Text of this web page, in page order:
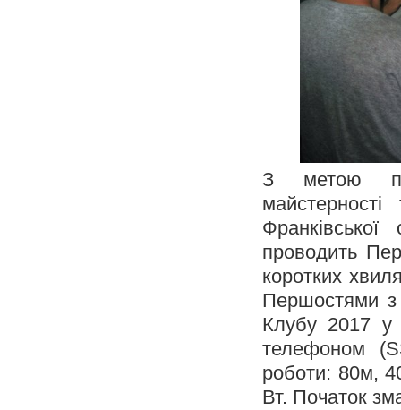
З метою
проводить
коротких
Першостями з
Клубу 2017 у
телефоном
роботи: 80м,
Вт. Початок